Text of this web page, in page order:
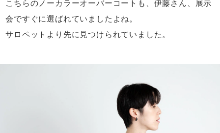
こちらのノーカラーオーバーコートも、 伊藤さん、展示
会ですぐに選ばれていましたよね。
サロペットより先に見つけられていました。